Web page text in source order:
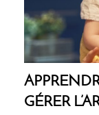
GÉRER